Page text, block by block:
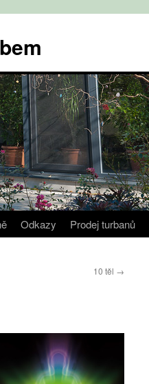
Odkazy Prodej turbanů
10 těl →